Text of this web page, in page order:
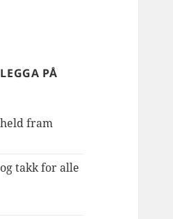
PÅ
fram
takk for alle